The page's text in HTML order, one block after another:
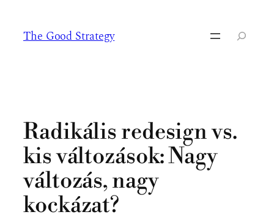
tartalomhoz
The Good Strategy Keresés
Radikális redesign vs.
kis változások: Nagy
változás, nagy
kockázat?